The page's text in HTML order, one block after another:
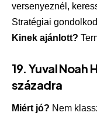
versenyeznél,
Stratégiai
Kinek ajánlott?
19. Yuval Noah
századra
Miért jó? Nem